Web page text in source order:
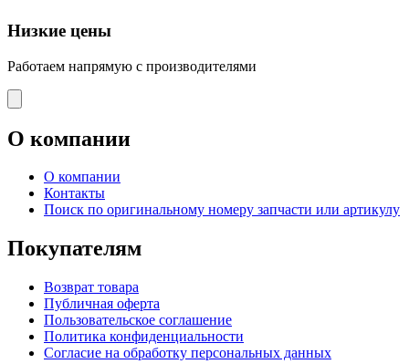
Низкие цены
Работаем напрямую с производителями
О компании
О компании
Контакты
Поиск по оригинальному номеру запчасти или артикулу
Покупателям
Возврат товара
Публичная оферта
Пользовательское соглашение
Политика конфиденциальности
Согласие на обработку персональных данных